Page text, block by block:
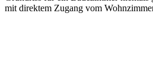
mit direktem Zugang vom